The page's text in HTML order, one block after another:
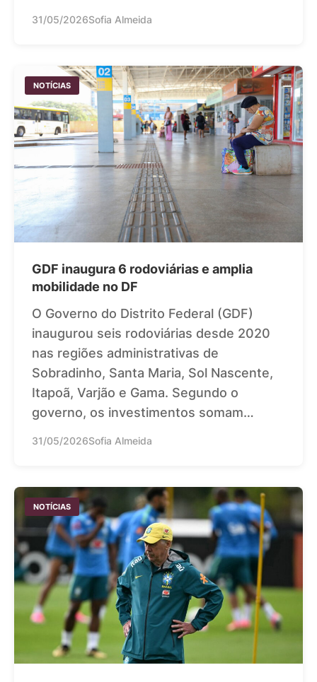
31/05/2026Sofia Almeida
NOTÍCIAS
GDF inaugura 6 rodoviárias e amplia
mobilidade no DF
O Governo do Distrito Federal (GDF)
inaugurou seis rodoviárias desde 2020
nas regiões administrativas de
Sobradinho, Santa Maria, Sol Nascente,
Itapoã, Varjão e Gama. Segundo o
governo, os investimentos somam…
31/05/2026Sofia Almeida
NOTÍCIAS